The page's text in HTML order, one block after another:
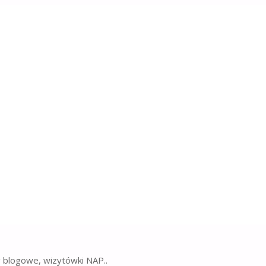
blogowe, wizytówki NAP..
transportu pasażerskiego busami
pasażerskim to wyzwanie, które w dużej mierze opiera